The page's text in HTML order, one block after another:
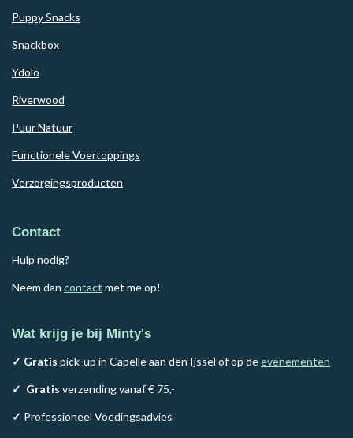
Puppy Snacks
Snackbox
Ydolo
Riverwood
Puur Natuur
Functionele Voertoppings
Verzorgingsproducten
Contact
Hulp nodig?
Neem dan contact met me op!
Wat krijg je bij Minty's
✓ Gratis pick-up in Capelle aan den Ijssel of op deevenementen
✓ Gratis verzending vanaf € 75,-
✓ Professioneel Voedingsadvies